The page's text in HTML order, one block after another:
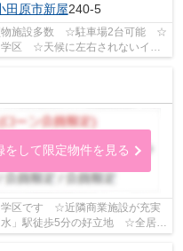
田原市新屋240-5
物施設多数 ☆駐車場2台可能 ☆
区 ☆天候に左右されないイン
装置で地震に...
をして限定物件を見る
学区です ☆近隣商業施設が充実
」駅徒歩5分の好立地 ☆全居室
市の新築一...